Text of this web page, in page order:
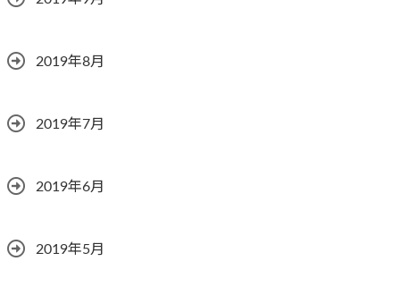
2019年8月
2019年7月
2019年6月
2019年5月